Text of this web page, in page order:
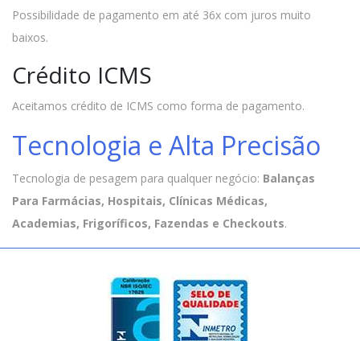
Possibilidade de pagamento em até 36x com juros muito
baixos.
Crédito ICMS
Aceitamos crédito de ICMS como forma de pagamento.
Tecnologia e Alta Precisão
Tecnologia de pesagem para qualquer negócio: Balanças
Para Farmácias, Hospitais, Clínicas Médicas,
Academias, Frigoríficos, Fazendas e Checkouts.